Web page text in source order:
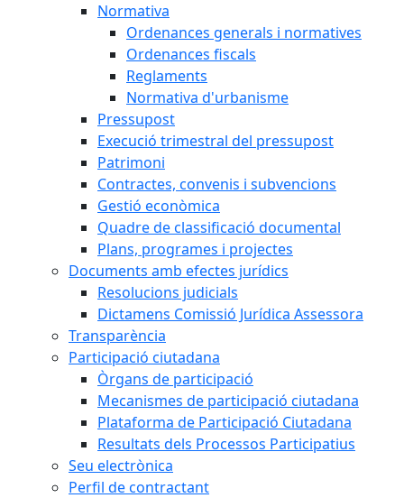
Normativa
Ordenances generals i normatives
Ordenances fiscals
Reglaments
Normativa d'urbanisme
Pressupost
Execució trimestral del pressupost
Patrimoni
Contractes, convenis i subvencions
Gestió econòmica
Quadre de classificació documental
Plans, programes i projectes
Documents amb efectes jurídics
Resolucions judicials
Dictamens Comissió Jurídica Assessora
Transparència
Participació ciutadana
Òrgans de participació
Mecanismes de participació ciutadana
Plataforma de Participació Ciutadana
Resultats dels Processos Participatius
Seu electrònica
Perfil de contractant